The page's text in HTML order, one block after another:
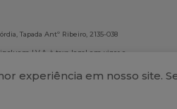
Tapada Antº Ribeiro, 2135-038
incluem I.V.A. à taxa legal em vigor e
por eventuais erros
experiência em nosso site.